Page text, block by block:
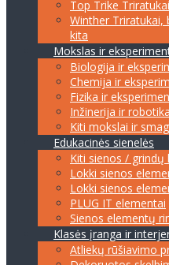
Top Trike
Winther Triratukai,
kita
Mokslas ir
Biologija ir
Chemija ir
Fizika ir
Inžinerija ir robotika
Kiti mokslai ir
Edukacinės sienelės
Kiti sienos / grindų
Lokki sienos
Lokki sienos
PLUG IT elementai
Sienos elementų
Klasės įranga ir
Atliekų rūšiavimo